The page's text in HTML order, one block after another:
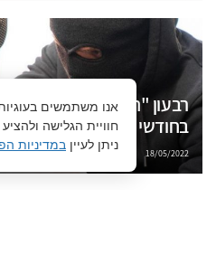
רבעון "חם": עלייה תלולה
בחודשי ינואר-מרץ 2022
18/05/2022
חוויית הגלישה
ניתן לעיין במדיניות